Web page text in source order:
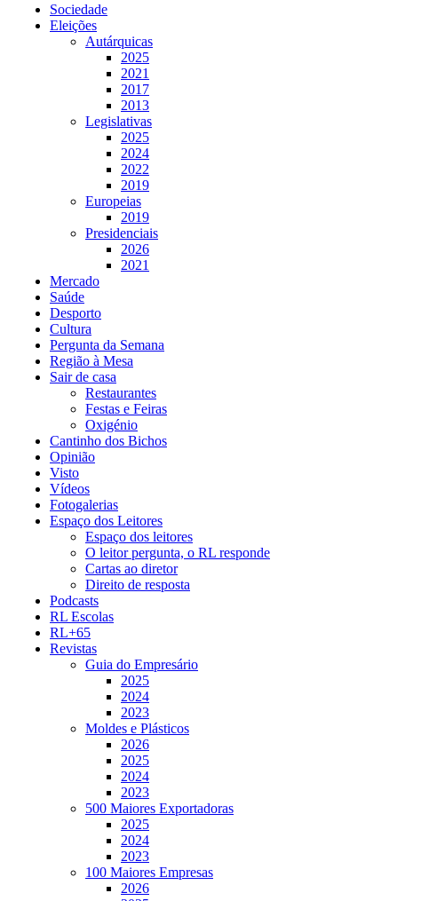
Sociedade
Eleições
Autárquicas
2025
2021
2017
2013
Legislativas
2025
2024
2022
2019
Europeias
2019
Presidenciais
2026
2021
Mercado
Saúde
Desporto
Cultura
Pergunta da Semana
Região à Mesa
Sair de casa
Restaurantes
Festas e Feiras
Oxigénio
Cantinho dos Bichos
Opinião
Visto
Vídeos
Fotogalerias
Espaço dos Leitores
Espaço dos leitores
O leitor pergunta, o RL responde
Cartas ao diretor
Direito de resposta
Podcasts
RL Escolas
RL+65
Revistas
Guia do Empresário
2025
2024
2023
Moldes e Plásticos
2026
2025
2024
2023
500 Maiores Exportadoras
2025
2024
2023
100 Maiores Empresas
2026